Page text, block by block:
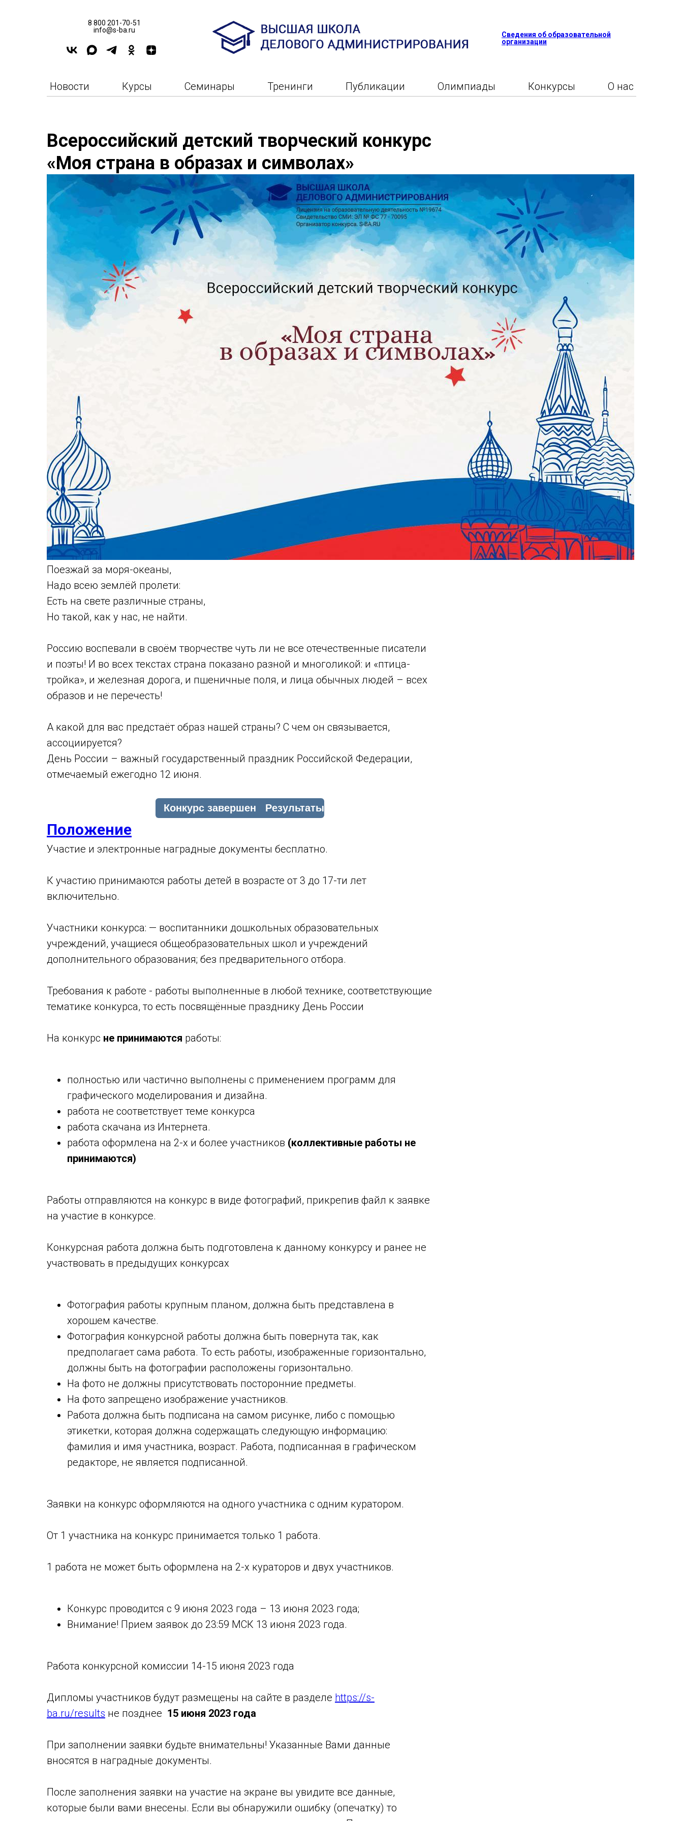
8 800 201-70-51
info@s-ba.ru
Сведения об образовательной
организации
Новости Курсы Семинары Тренинги Публикации Олимпиады Конкурсы О нас
Всероссийский детский творческий конкурс
«Моя страна в образах и символах»
Поезжай за моря-океаны,
Надо всею землёй пролети:
Есть на свете различные страны,
Но такой, как у нас, не найти.
Россию воспевали в своём творчестве чуть ли не все отечественные писатели
и поэты! И во всех текстах страна показано разной и многоликой: и «птица-
тройка», и железная дорога, и пшеничные поля, и лица обычных людей – всех
образов и не перечесть!
А какой для вас предстаёт образ нашей страны? С чем он связывается,
ассоциируется?
День России – важный государственный праздник Российской Федерации,
отмечаемый ежегодно 12 июня.
Положение
Участие и электронные наградные документы бесплатно.
К участию принимаются работы детей в возрасте от 3 до 17-ти лет
включительно.
Участники конкурса: — воспитанники дошкольных образовательных
учреждений, учащиеся общеобразовательных школ и учреждений
дополнительного образования; без предварительного отбора.
Требования к работе - работы выполненные в любой технике, соответствующие
тематике конкурса, то есть посвящённые празднику День России
На конкурс не принимаются работы:
полностью или частично выполнены с применением программ для
графического моделирования и дизайна.
работа не соответствует теме конкурса
работа скачана из Интернета.
работа оформлена на 2-х и более участников (коллективные работы не
принимаются)
Работы отправляются на конкурс в виде фотографий, прикрепив файл к заявке
на участие в конкурсе.
Конкурсная работа должна быть подготовлена к данному конкурсу и ранее не
участвовать в предыдущих конкурсах
Фотография работы крупным планом, должна быть представлена в
хорошем качестве.
Фотография конкурсной работы должна быть повернута так, как
предполагает сама работа. То есть работы, изображенные горизонтально,
должны быть на фотографии расположены горизонтально.
На фото не должны присутствовать посторонние предметы.
На фото запрещено изображение участников.
Работа должна быть подписана на самом рисунке, либо с помощью
этикетки, которая должна содержащать следующую информацию:
фамилия и имя участника, возраст. Работа, подписанная в графическом
редакторе, не является подписанной.
Заявки на конкурс оформляются на одного участника с одним куратором.
От 1 участника на конкурс принимается только 1 работа.
1 работа не может быть оформлена на 2-х кураторов и двух участников.
Конкурс проводится с 9 июня 2023 года – 13 июня 2023 года;
Внимание! Прием заявок до 23:59 МСК 13 июня 2023 года.
Работа конкурсной комиссии 14-15 июня 2023 года
Дипломы участников будут размещены на сайте в разделе https://s-
ba.ru/results не позднее 15 июня 2023 года
При заполнении заявки будьте внимательны! Указанные Вами данные
вносятся в наградные документы.
После заполнения заявки на участие на экране вы увидите все данные,
которые были вами внесены. Если вы обнаружили ошибку (опечатку) то